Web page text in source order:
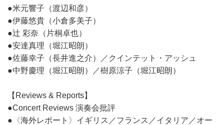
●米元響子（渡辺和彦）
●伊藤悠貴（小倉多美子）
●辻 彩奈（片桐卓也）
●安達真理（堀江昭朗）
●佐藤幸子（長井進之介）／クインテット・アッシュ
●中野慶理（堀江昭朗）／樹原涼子（堀江昭朗）
【Reviews & Reports】
●Concert Reviews 演奏会批評
●〈海外レポート〉イギリス／フランス／イタリア／オー